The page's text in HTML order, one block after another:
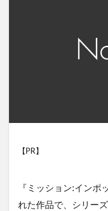
【PR】
『ミッション:イン
れた作品で、シリー